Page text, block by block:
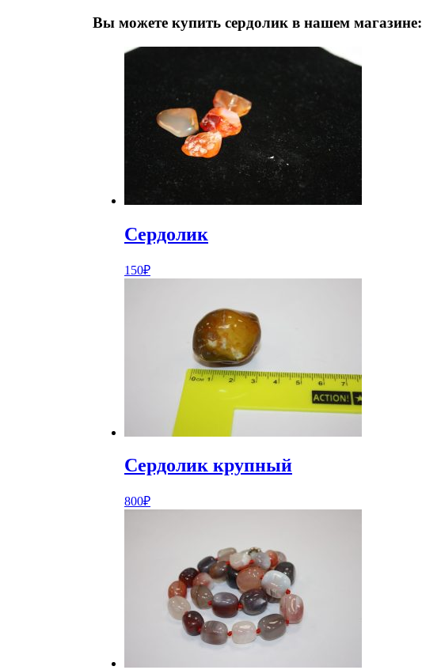
Вы можете купить сердолик в нашем магазине:
Сердолик
150₽
Сердолик крупный
800₽